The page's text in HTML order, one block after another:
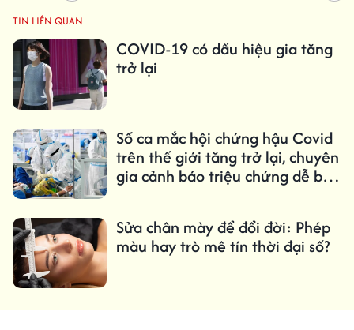
TIN LIÊN QUAN
COVID-19 có dấu hiệu gia tăng
trở lại
Số ca mắc hội chứng hậu Covid
trên thế giới tăng trở lại, chuyên
gia cảnh báo triệu chứng dễ bị
Sửa chân mày để đổi đời: Phép
màu hay trò mê tín thời đại số?